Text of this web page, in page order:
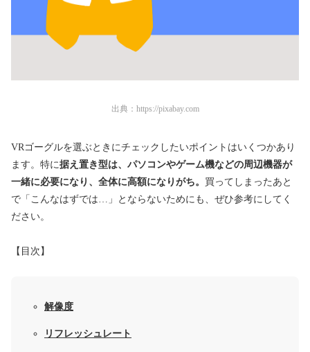
出典： https://pixabay.com
VRゴーグルを選ぶときにチェックしたいポイントはいくつかあり
ます。特に据え置き型は、パソコンやゲーム機などの周辺機器が
一緒に必要になり、全体に高額になりがち。 買ってしまったあと
で「こんなはずでは…」とならないためにも、ぜひ参考にしてく
ださい。
【目次】
解像度
リフレッシュレート